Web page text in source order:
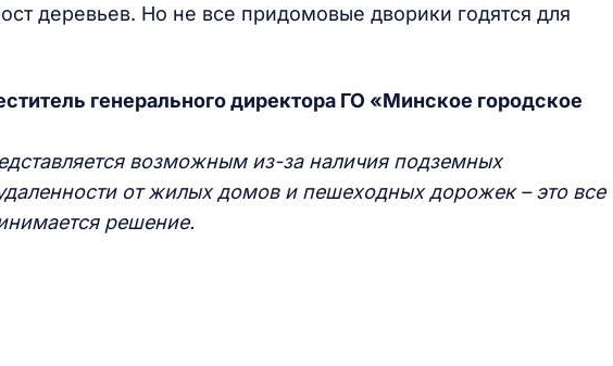
деревьев. Но не все придомовые дворики годятся для
генерального директора ГО «Минское городское
возможным из-за наличия подземных
от жилых домов и пешеходных дорожек – это все
решение.